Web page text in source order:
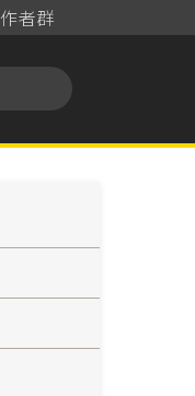
作者群